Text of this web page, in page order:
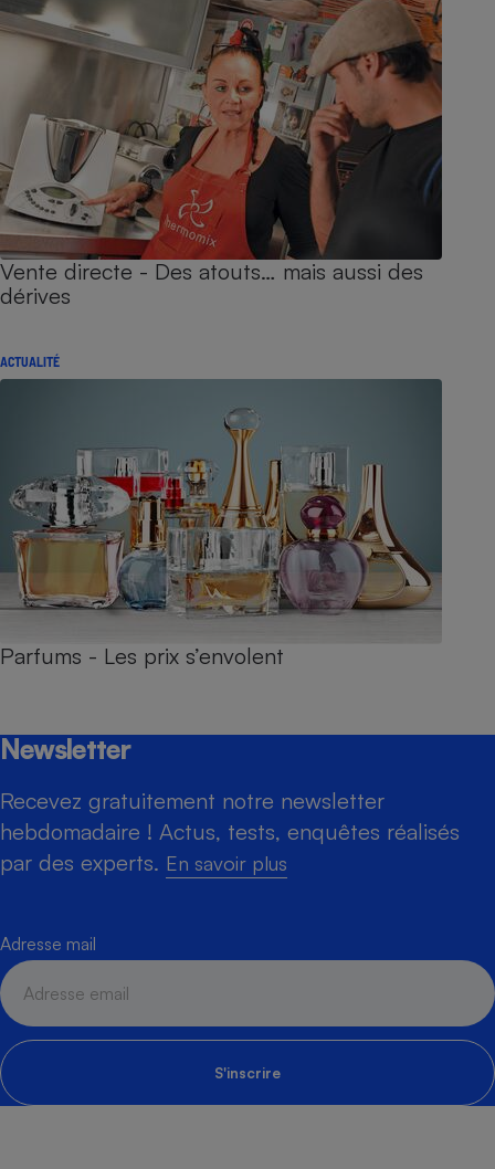
Vente directe - Des atouts… mais aussi des
dérives
ACTUALITÉ
Parfums - Les prix s’envolent
Newsletter
Recevez gratuitement notre newsletter
hebdomadaire ! Actus, tests, enquêtes réalisés
par des experts. En savoir plus
Adresse mail
S'inscrire